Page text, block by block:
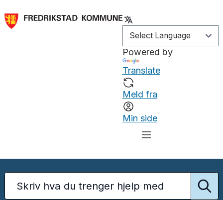
Powered by
Translate
Meld fra
Min side